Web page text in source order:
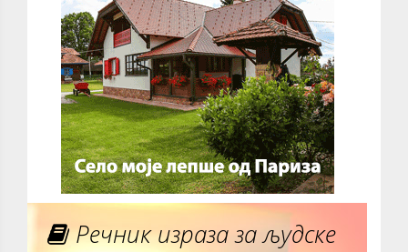
Речник израза за људске